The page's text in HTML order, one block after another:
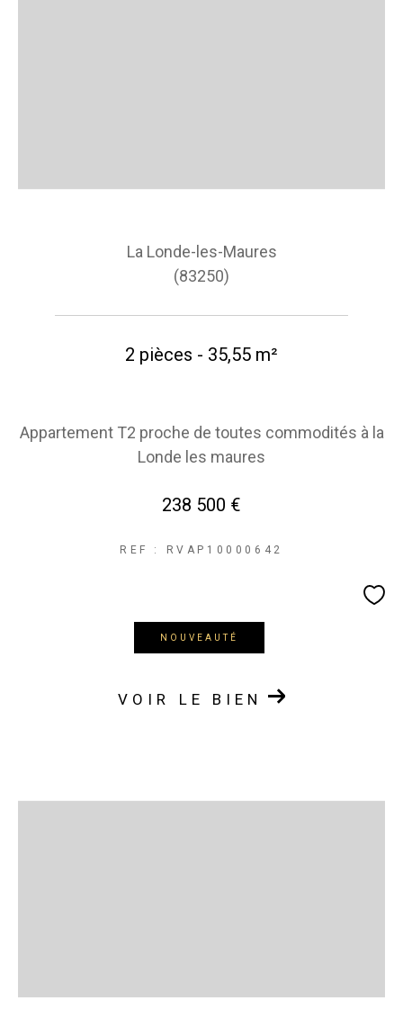
La Londe-les-Maures
(83250)
2 pièces - 35,55 m²
Appartement T2 proche de toutes commodités à la
Londe les maures
238 500 €
REF : RVAP10000642
NOUVEAUTÉ
VOIR LE BIEN